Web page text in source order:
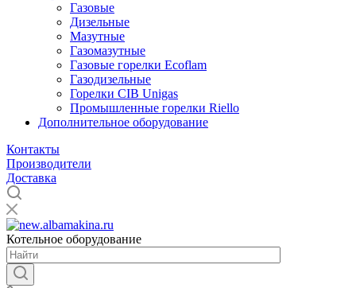
Газовые
Дизельные
Мазутные
Газомазутные
Газовые горелки Ecoflam
Газодизельные
Горелки CIB Unigas
Промышленные горелки Riello
Дополнительное оборудование
Контакты
Производители
Доставка
Котельное оборудование